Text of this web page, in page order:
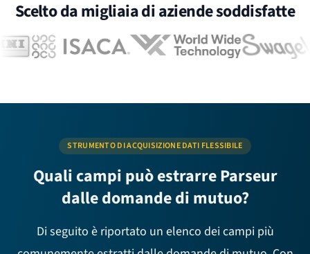
Scelto da migliaia di aziende soddisfatte
STRUMENTO DI ACQUISIZIONE DATI FLESSIBILE
Quali campi può estrarre Parseur
dalle domande di mutuo?
Di seguito è riportato un elenco dei campi più